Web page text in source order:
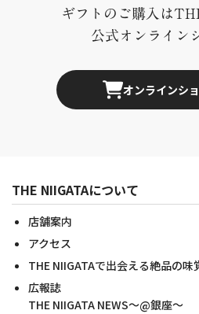
ギフトのご購入は
公式オンライン
オンラインシ
THE NIIGATAについて
店舗案内
アクセス
THE NIIGATAで出会える絶品の味
広報誌
THE NIIGATA NEWS～@銀座～